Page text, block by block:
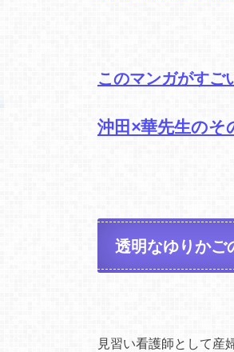
このマンガがすご
沖田×華先生のそ
透明なゆりかご
見習い看護師として産